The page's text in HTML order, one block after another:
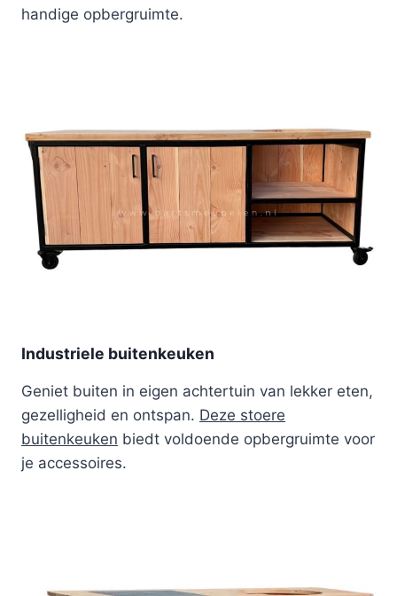
handige opbergruimte.
Industriele buitenkeuken
Geniet buiten in eigen achtertuin van lekker eten,
gezelligheid en ontspan. Deze stoere
buitenkeuken biedt voldoende opbergruimte voor
je accessoires.